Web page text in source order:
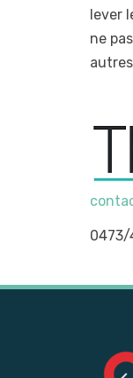
lever
ne
0473/